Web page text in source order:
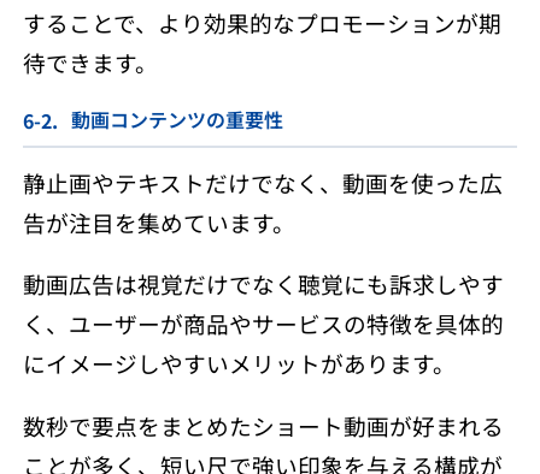
することで、より効果的なプロモーションが期
待できます。
動画コンテンツの重要性
静止画やテキストだけでなく、動画を使った広
告が注目を集めています。
動画広告は視覚だけでなく聴覚にも訴求しやす
く、ユーザーが商品やサービスの特徴を具体的
にイメージしやすいメリットがあります。
数秒で要点をまとめたショート動画が好まれる
ことが多く、短い尺で強い印象を与える構成が